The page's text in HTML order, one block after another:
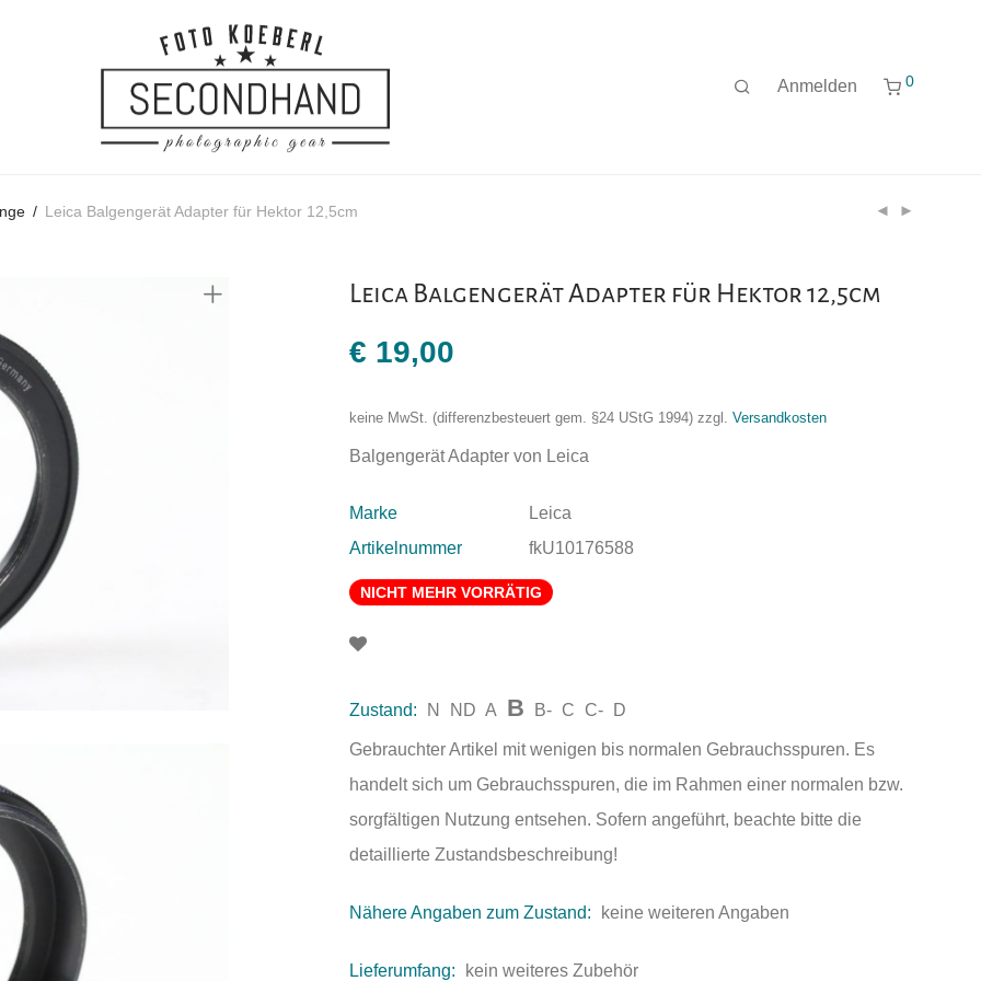
Anmelden 0
/ Leica Balgengerät Adapter für Hektor 12,5cm
Leica Balgengerät Adapter für Hektor 12,5cm
€ 19,00
keine MwSt. (differenzbesteuert gem. §24 UStG 1994) zzgl. Versandkosten
Balgengerät Adapter von Leica
Marke
Leica
Artikelnummer
fkU10176588
NICHT MEHR VORRÄTIG
Zustand: N ND A B B- C C- D
Gebrauchter Artikel mit wenigen bis normalen Gebrauchsspuren. Es
handelt sich um Gebrauchsspuren, die im Rahmen einer normalen bzw.
sorgfältigen Nutzung entsehen. Sofern angeführt, beachte bitte die
detaillierte Zustandsbeschreibung!
Nähere Angaben zum Zustand: keine weiteren Angaben
Lieferumfang: kein weiteres Zubehör